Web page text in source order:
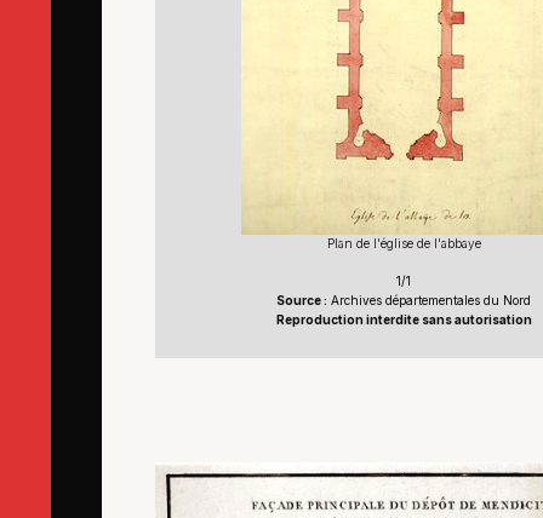
Plan de l'église de l'abbaye
1/1
Source : Archives départementales du Nord
Reproduction interdite sans autorisation